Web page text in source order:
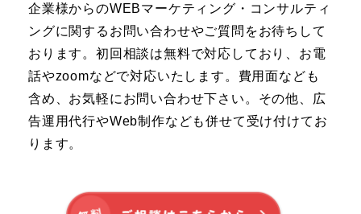
企業様からのWEBマーケティング・コンサルティ
ングに関するお問い合わせやご質問をお待ちして
おります。初回相談は無料で対応しており、お電
話やzoomなどで対応いたします。費用面なども
含め、お気軽にお問い合わせ下さい。その他、広
告運用代行やWeb制作なども併せて受け付けてお
ります。